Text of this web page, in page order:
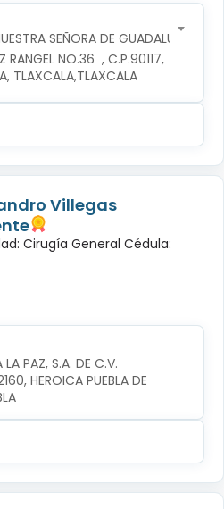
SEÑORA DE GUADALUPE
RANGEL NO.36  , C.P.90117,
TLAXCALA,TLAXCALA
Villegas
Cirugía General Cédula:
PAZ, S.A. DE C.V.
HEROICA PUEBLA DE